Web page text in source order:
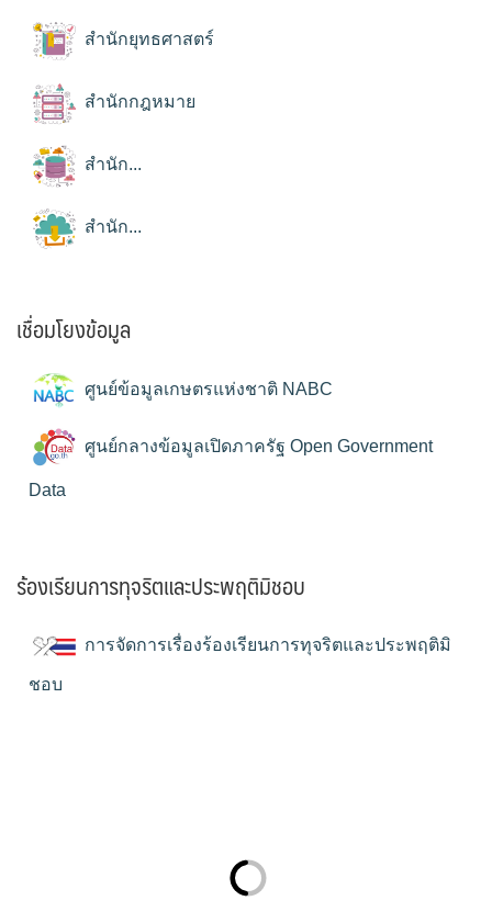
สำนักยุทธศาสตร์
สำนักกฎหมาย
สำนัก...
สำนัก...
เชื่อมโยงข้อมูล
ศูนย์ข้อมูลเกษตรแห่งชาติ NABC
ศูนย์กลางข้อมูลเปิดภาครัฐ Open Government
Data
ร้องเรียนการทุจริตและประพฤติมิชอบ
การจัดการเรื่องร้องเรียนการทุจริตและประพฤติมิ
ชอบ